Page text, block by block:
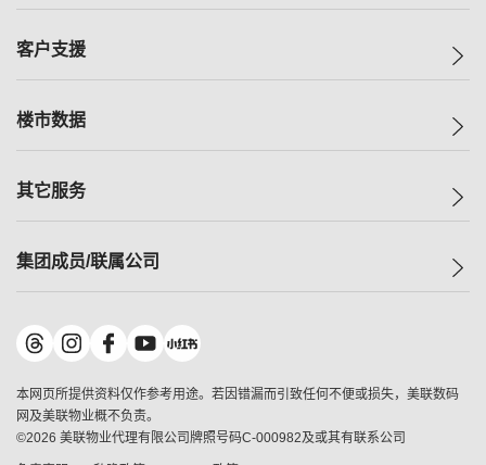
人才招募
一手新房
减价
美联豪宅
独家楼盘
租房
客户支援
自助放盘
查询热线
按揭计算机
负担能力计算机
转按计算机
缴款方式
楼市数据
指数
历史成交
小区成交排行榜
地区百科
其它服务
小区专页
美联精英会
美善会
地产经纪人管理协会
集团成员/联属公司
美联物业
鋑联控股*
美联工商铺*
美联中国
美联澳门
本网页所提供资料仅作参考用途。若因错漏而引致任何不便或损失，美联数码
网及美联物业概不负责。
©2026 美联物业代理有限公司牌照号码C-000982及或其有联系公司